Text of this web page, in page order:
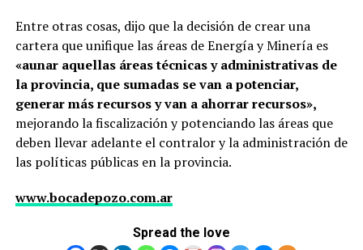
Entre otras cosas, dijo que la decisión de crear una
cartera que unifique las áreas de Energía y Minería es
«aunar aquellas áreas técnicas y administrativas de
la provincia, que sumadas se van a potenciar,
generar más recursos y van a ahorrar recursos»,
mejorando la fiscalización y potenciando las áreas que
deben llevar adelante el contralor y la administración de
las políticas públicas en la provincia.
www.bocadepozo.com.ar
Spread the love